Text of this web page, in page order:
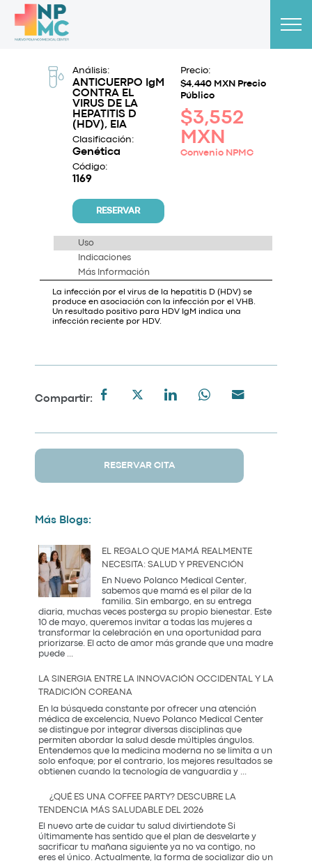
Análisis:
ANTICUERPO IgM
CONTRA EL
VIRUS DE LA
HEPATITIS D
(HDV), EIA
Clasificación:
Genética
Código:
1169
RESERVAR
Precio:
$4,440 MXN Precio
Público
$3,552
MXN
Convenio NPMC
Uso
Indicaciones
Más Información
La infección por el virus de la hepatitis D (HDV) se
produce en asociación con la infección por el VHB.
Un resultado positivo para HDV IgM indica una
infección reciente por HDV.
Compartir:
RESERVAR CITA
Más Blogs:
EL REGALO QUE MAMÁ REALMENTE
NECESITA: SALUD Y PREVENCIÓN
En Nuevo Polanco Medical Center,
sabemos que mamá es el pilar de la
familia. Sin embargo, en su entrega
diaria, muchas veces posterga su propio bienestar. Este
10 de mayo, queremos invitar a todas las mujeres a
transformar la celebración en una oportunidad para
priorizarse. El acto de amor más grande que una madre
puede ...
que
Realmente
Necesita:
Salud
y
Prevención
LA SINERGIA ENTRE LA INNOVACIÓN OCCIDENTAL Y LA
TRADICIÓN COREANA
En la búsqueda constante por ofrecer una atención
médica de excelencia, Nuevo Polanco Medical Center
se distingue por integrar diversas disciplinas que
permiten abordar la salud desde múltiples ángulos.
Entendemos que la medicina moderna no se limita a un
solo enfoque; por el contrario, los mejores resultados se
obtienen cuando la tecnología de vanguardia y
y
la
Tradición
¿QUÉ ES UNA COFFEE PARTY? DESCUBRE LA
TENDENCIA MÁS SALUDABLE DEL 2026
El nuevo arte de cuidar tu salud divirtiendote Si
últimamente has sentido que el plan de desvelarte y
sacrificar tu mañana siguiente ya no va contigo, no
eres el único. Actualmente, la forma de socializar dio un